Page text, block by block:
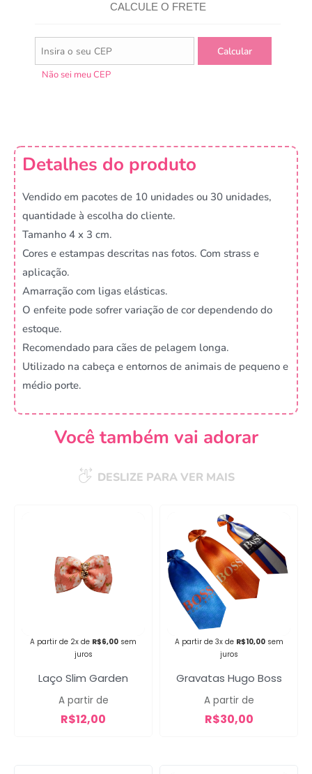
CALCULE O FRETE
Não sei meu CEP
Detalhes do produto
Vendido em pacotes de 10 unidades ou 30 unidades,
quantidade à escolha do cliente.
Tamanho 4 x 3 cm.
Cores e estampas descritas nas fotos. Com strass e
aplicação.
Amarração com ligas elásticas.
O enfeite pode sofrer variação de cor dependendo do
estoque.
Recomendado para cães de pelagem longa.
Utilizado na cabeça e entornos de animais de pequeno e
médio porte.
Você também vai adorar
DESLIZE PARA VER MAIS
A partir de 2x de R$6,00 sem
juros
Laço Slim Garden
A partir de
R$12,00
A partir de 3x de R$10,00 sem
juros
Gravatas Hugo Boss
A partir de
R$30,00
Campanha lançada com
sucesso!